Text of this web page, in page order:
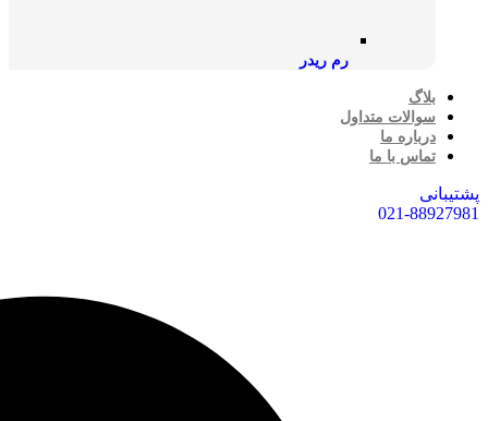
رم ریدر
بلاگ
سوالات متداول
درباره ما
تماس با ما
پشتیبانی
021-88927981